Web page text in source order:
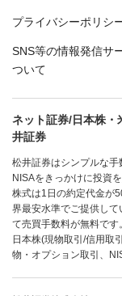
プライバシーポリシ
SNS等の情報発信サ
ついて
ネット証券/日本株・
井証券
松井証券はシンプルな
NISAをきっかけに投資
株式は1日の約定代金が
界最安水準でご提供し
て売買手数料が無料です。
日本株(現物取引/信用取
物・オプション取引、